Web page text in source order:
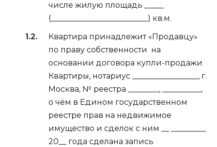
числе жилую площадь _____
(_________________________) кв.м.
Квартира принадлежит «Продавцу»
по праву собственности на
основании договора купли-продажи
Квартиры, нотариус _________________, г.
Москва, № реестра ________, __________,
о чём в Едином государственном
реестре прав на недвижимое
имущество и сделок с ним __ _________
20__ года сделана запись